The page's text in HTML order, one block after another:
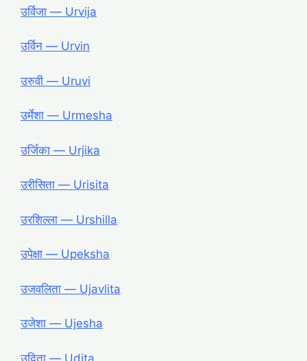
उर्विजा ― Urvija
उर्विन ― Urvin
उरुवी ― Uruvi
उर्मेशा ― Urmesha
उर्जिका ― Urjika
उरीसिता ― Urisita
उरशिल्ला ― Urshilla
उपेक्षा ― Upeksha
उजवलिता ― Ujavlita
उजेशा ― Ujesha
उदिता ― Udita